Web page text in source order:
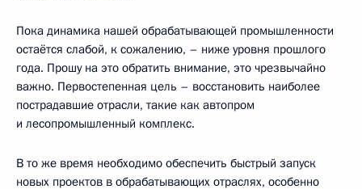
Пока динамика нашей обрабатывающей промышленности
остаётся слабой, к сожалению, – ниже уровня прошлого
года. Прошу на это обратить внимание, это чрезвычайно
важно. Первостепенная цель – восстановить наиболее
пострадавшие отрасли, такие как автопром
и лесопромышленный комплекс.
В то же время необходимо обеспечить быстрый запуск
новых проектов в обрабатывающих отраслях, особенно